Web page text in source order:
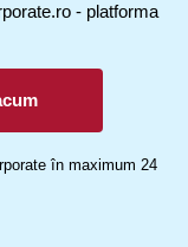
- platforma
în maximum 24